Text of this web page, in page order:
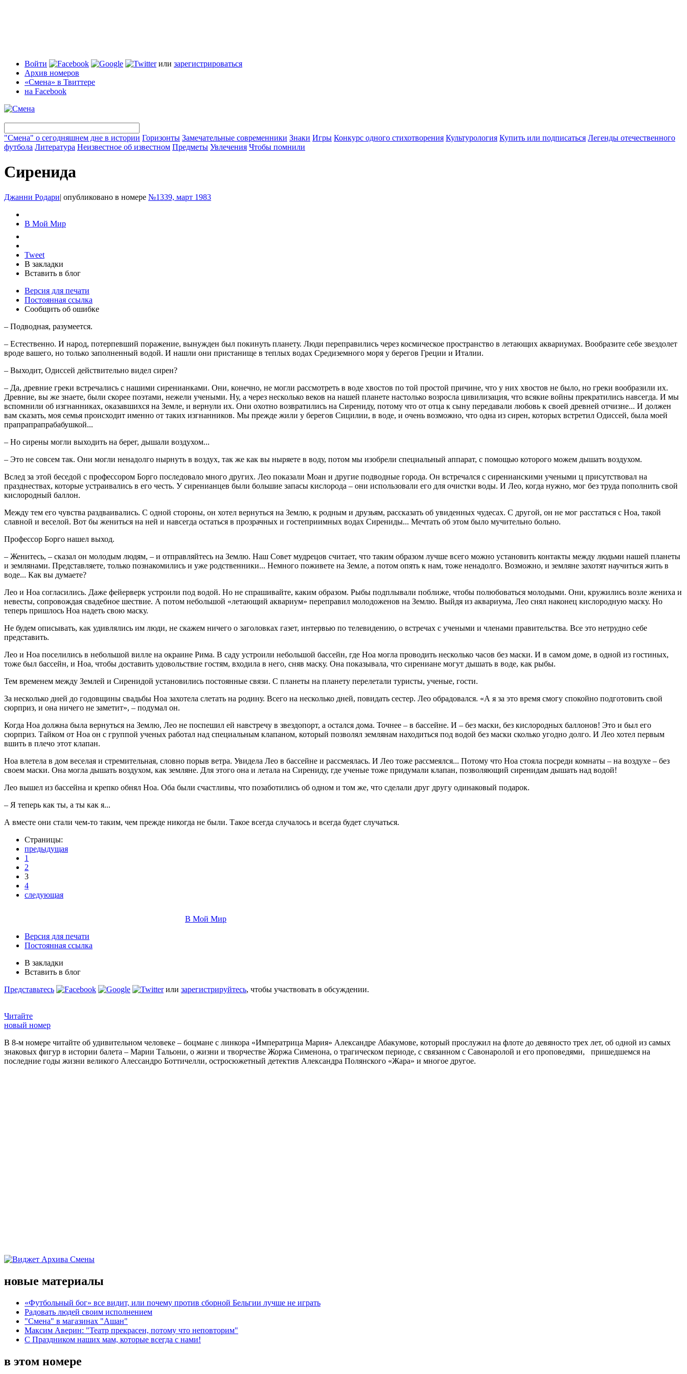
Войти или зарегистрироваться
Архив номеров
«Смена» в Твиттере
на Facebook
"Смена" о сегодняшнем дне в истории Горизонты Замечательные современники Знаки Игры Конкурс одного стихотворения Культурология Купить или подписаться Легенды отечественного
футбола Литература Неизвестное об известном Предметы Увлечения Чтобы помнили
Сиренида
Джанни Родари| опубликовано в номере №1339, март 1983
В Мой Мир
Tweet
В закладки
Вставить в блог
Версия для печати
Постоянная ссылка
Сообщить об ошибке
– Подводная, разумеется.
– Естественно. И народ, потерпевший поражение, вынужден был покинуть планету. Люди переправились через космическое пространство в летающих аквариумах. Вообразите себе звездолет
вроде вашего, но только заполненный водой. И нашли они пристанище в теплых водах Средиземного моря у берегов Греции и Италии.
– Выходит, Одиссей действительно видел сирен?
– Да, древние греки встречались с нашими сиренианками. Они, конечно, не могли рассмотреть в воде хвостов по той простой причине, что у них хвостов не было, но греки вообразили их.
Древние, вы же знаете, были скорее поэтами, нежели учеными. Ну, а через несколько веков на нашей планете настолько возросла цивилизация, что всякие войны прекратились навсегда. И мы
вспомнили об изгнанниках, оказавшихся на Земле, и вернули их. Они охотно возвратились на Сирениду, потому что от отца к сыну передавали любовь к своей древней отчизне... И должен
вам сказать, моя семья происходит именно от таких изгнанников. Мы прежде жили у берегов Сицилии, в воде, и очень возможно, что одна из сирен, которых встретил Одиссей, была моей
прапрапрапрабабушкой...
– Но сирены могли выходить на берег, дышали воздухом...
– Это не совсем так. Они могли ненадолго нырнуть в воздух, так же как вы ныряете в воду, потом мы изобрели специальный аппарат, с помощью которого можем дышать воздухом.
Вслед за этой беседой с профессором Борго последовало много других. Лео показали Моан и другие подводные города. Он встречался с сиренианскими учеными ц присутствовал на
празднествах, которые устраивались в его честь. У сиренианцев были большие запасы кислорода – они использовали его для очистки воды. И Лео, когда нужно, мог без труда пополнить свой
кислородный баллон.
Между тем его чувства раздваивались. С одной стороны, он хотел вернуться на Землю, к родным и друзьям, рассказать об увиденных чудесах. С другой, он не мог расстаться с Ноа, такой
славной и веселой. Вот бы жениться на ней и навсегда остаться в прозрачных и гостеприимных водах Сирениды... Мечтать об этом было мучительно больно.
Профессор Борго нашел выход.
– Женитесь, – сказал он молодым людям, – и отправляйтесь на Землю. Наш Совет мудрецов считает, что таким образом лучше всего можно установить контакты между людьми нашей планеты
и землянами. Представляете, только познакомились и уже родственники... Немного поживете на Земле, а потом опять к нам, тоже ненадолго. Возможно, и земляне захотят научиться жить в
воде... Как вы думаете?
Лео и Ноа согласились. Даже фейерверк устроили под водой. Но не спрашивайте, каким образом. Рыбы подплывали поближе, чтобы полюбоваться молодыми. Они, кружились возле жениха и
невесты, сопровождая свадебное шествие. А потом небольшой «летающий аквариум» переправил молодоженов на Землю. Выйдя из аквариума, Лео снял наконец кислородную маску. Но
теперь пришлось Ноа надеть свою маску.
Не будем описывать, как удивлялись им люди, не скажем ничего о заголовках газет, интервью по телевидению, о встречах с учеными и членами правительства. Все это нетрудно себе
представить.
Лео и Ноа поселились в небольшой вилле на окраине Рима. В саду устроили небольшой бассейн, где Ноа могла проводить несколько часов без маски. И в самом доме, в одной из гостиных,
тоже был бассейн, и Ноа, чтобы доставить удовольствие гостям, входила в него, сняв маску. Она показывала, что сирениане могут дышать в воде, как рыбы.
Тем временем между Землей и Сиренидой установились постоянные связи. С планеты на планету перелетали туристы, ученые, гости.
За несколько дней до годовщины свадьбы Ноа захотела слетать на родину. Всего на несколько дней, повидать сестер. Лео обрадовался. «А я за это время смогу спокойно подготовить свой
сюрприз, и она ничего не заметит», – подумал он.
Когда Ноа должна была вернуться на Землю, Лео не поспешил ей навстречу в звездопорт, а остался дома. Точнее – в бассейне. И – без маски, без кислородных баллонов! Это и был его
сюрприз. Тайком от Ноа он с группой ученых работал над специальным клапаном, который позволял землянам находиться под водой без маски сколько угодно долго. И Лео хотел первым
вшить в плечо этот клапан.
Ноа влетела в дом веселая и стремительная, словно порыв ветра. Увидела Лео в бассейне и рассмеялась. И Лео тоже рассмеялся... Потому что Ноа стояла посреди комнаты – на воздухе – без
своем маски. Она могла дышать воздухом, как земляне. Для этого она и летала на Сирениду, где ученые тоже придумали клапан, позволяющий сиренидам дышать над водой!
Лео вышел из бассейна и крепко обнял Ноа. Оба были счастливы, что позаботились об одном и том же, что сделали друг другу одинаковый подарок.
– Я теперь как ты, а ты как я...
А вместе они стали чем-то таким, чем прежде никогда не были. Такое всегда случалось и всегда будет случаться.
Страницы:
предыдущая
1
2
3
4
следующая
В Мой Мир
Версия для печати
Постоянная ссылка
В закладки
Вставить в блог
Представьтесь
или зарегистрируйтесь, чтобы участвовать в обсуждении.
Читайте
новый номер
В 8-м номере читайте об удивительном человеке – боцмане с линкора «Императрица Мария» Александре Абакумове, который прослужил на флоте до девяносто трех лет, об одной из самых
знаковых фигур в истории балета – Марии Тальони, о жизни и творчестве Жоржа Сименона, о трагическом периоде, с связанном с Савонаролой и его проповедями, пришедшемся на
последние годы жизни великого Алессандро Боттичелли, остросюжетный детектив Александра Полянского «Жара» и многое другое.
новые материалы
«Футбольный бог» все видит, или почему против сборной Бельгии лучше не играть
Радовать людей своим исполнением
"Смена" в магазинах "Ашан"
Максим Аверин: "Театр прекрасен, потому что неповторим"
С Праздником наших мам, которые всегда с нами!
в этом номере